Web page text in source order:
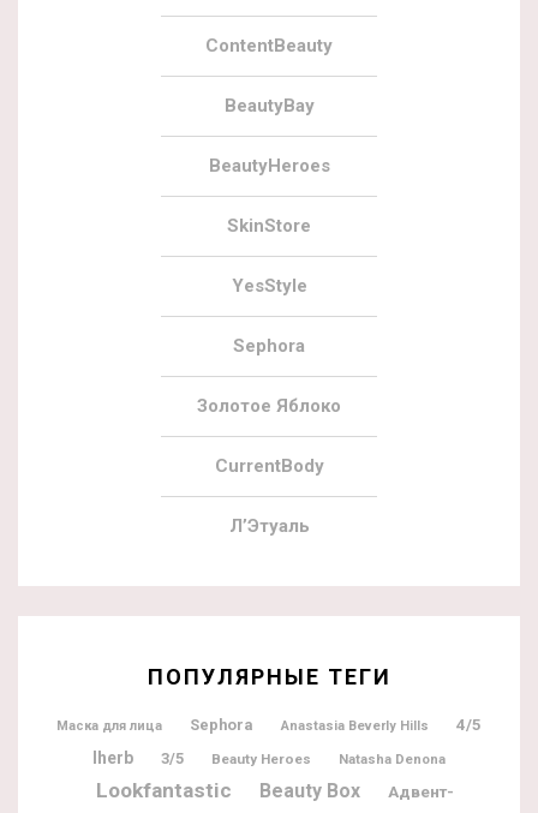
ContentBeauty
BeautyBay
BeautyHeroes
SkinStore
YesStyle
Sephora
Золотое Яблоко
CurrentBody
Л’Этуаль
ПОПУЛЯРНЫЕ ТЕГИ
Маска для лица Sephora Anastasia Beverly Hills 4/5
Iherb 3/5 Beauty Heroes Natasha Denona
Lookfantastic Beauty Box
Адвент-